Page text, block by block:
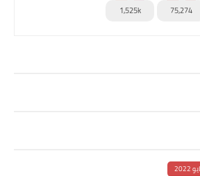
75,274
1,525k